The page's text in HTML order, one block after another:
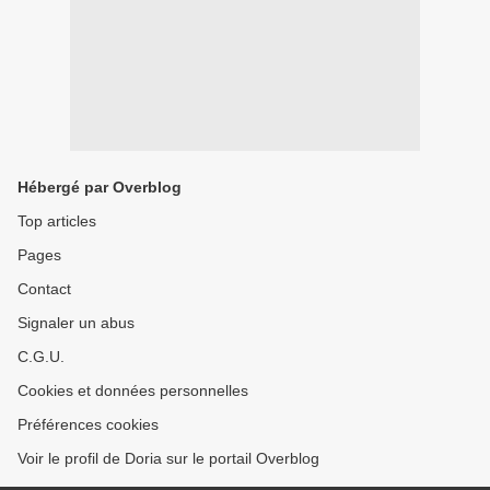
Hébergé par Overblog
Top articles
Pages
Contact
Signaler un abus
C.G.U.
Cookies et données personnelles
Préférences cookies
Voir le profil de Doria sur le portail Overblog